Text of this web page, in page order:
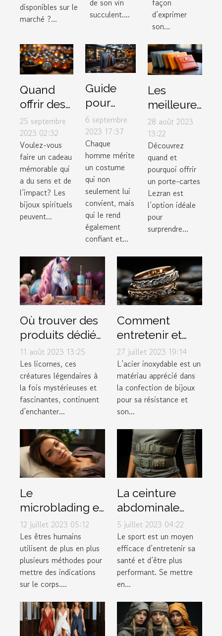
disponibles sur le
marché ?...
succulent....
cadeau
d’exprimer
son...
Quand
offrir des
bijoux
spirituels
pour
maximiser
leur
impact
25 septembre
2023 02:32
Voulez-vous
faire un cadeau
mémorable qui
a du sens et de
l’impact? Les
bijoux spirituels
peuvent...
Guide
pour
choisir le
costume
parfait
dans un
magasin
de luxe
6 septembre
2023 17:37
Chaque
homme mérite
un costume
qui non
seulement lui
convient, mais
qui le rend
également
confiant et...
Les
meilleures
occasions
pour offrir
un porte-
cartes
Lezran
28 août 2023
13:22
Découvrez
quand et
pourquoi offrir
un porte-cartes
Lezran est
l’option idéale
pour
surprendre...
Où trouver des
produits dédiés
aux licornes ?
11 août 2023 13:25
Les licornes, ces
créatures légendaires à
la fois mystérieuses et
fascinantes, continuent
d’enchanter...
Comment
entretenir et
conserver vos
bijoux en acier
inoxydable
27 juillet 2023 19:14
L’acier inoxydable est un
matériau apprécié dans
la confection de bijoux
pour sa résistance et
son...
Le
microblading et
tout ce qu’il faut
savoir à ce
propos
12 juillet 2023 05:12
Les êtres humains
utilisent de plus en plus
plusieurs méthodes pour
mettre des indications
sur le corps....
La ceinture
abdominale
pulsée :
pourquoi l'avoir
dans votre
garde-robe ?
5 juillet 2023 04:22
Le sport est un moyen
efficace d’entretenir sa
santé et d’être plus
performant. Se mettre
en...